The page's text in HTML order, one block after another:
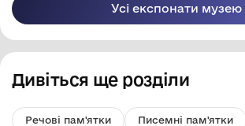
Усі експонати музею
Дивіться ще розділи
Речові пам'ятки Писемні пам'ятки